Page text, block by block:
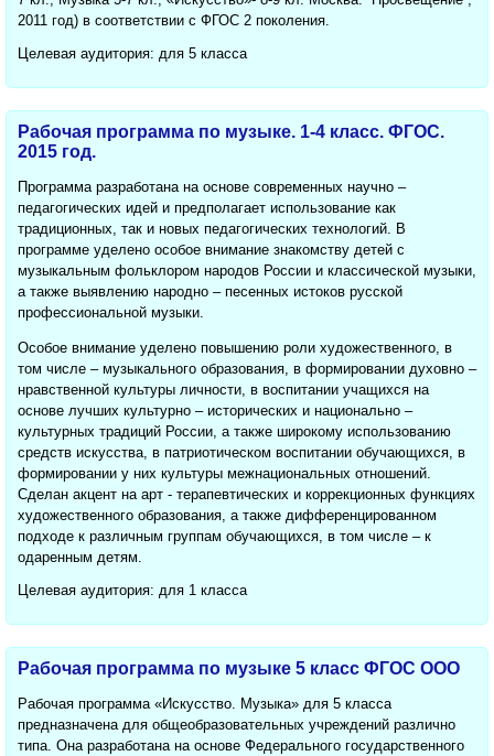
2011 год) в соответствии с ФГОС 2 поколения.
Целевая аудитория: для 5 класса
Рабочая программа по музыке. 1-4 класс. ФГОС.
2015 год.
Программа разработана на основе современных научно –
педагогических идей и предполагает использование как
традиционных, так и новых педагогических технологий. В
программе уделено особое внимание знакомству детей с
музыкальным фольклором народов России и классической музыки,
а также выявлению народно – песенных истоков русской
профессиональной музыки.
Особое внимание уделено повышению роли художественного, в
том числе – музыкального образования, в формировании духовно –
нравственной культуры личности, в воспитании учащихся на
основе лучших культурно – исторических и национально –
культурных традиций России, а также широкому использованию
средств искусства, в патриотическом воспитании обучающихся, в
формировании у них культуры межнациональных отношений.
Сделан акцент на арт - терапевтических и коррекционных функциях
художественного образования, а также дифференцированном
подходе к различным группам обучающихся, в том числе – к
одаренным детям.
Целевая аудитория: для 1 класса
Рабочая программа по музыке 5 класс ФГОС ООО
Рабочая программа «Искусство. Музыка» для 5 класса
предназначена для общеобразовательных учреждений различно
типа. Она разработана на основе Федерального государственного